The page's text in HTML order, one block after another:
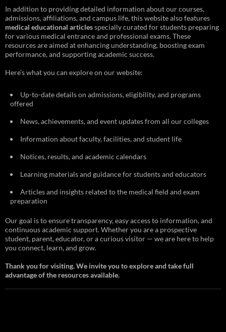
In addition to providing detailed information about our courses,
admissions, affiliations, and campus life, this website also features
medical educational articlesspecially curated for students preparing
for various medical entrance and professional exams. These
resources are aimed at enhancing understanding, boosting exam
performance, and supporting academic success.
Here’s what you can explore on our website:
Up-to-date details on admissions, eligibility, and programs
offered
News, achievements, and event updates from all our colleges
Information about faculty, facilities, and student life
Notices, results, and academic calendars
Learning materials and guidance for students and educators
Articles and insights related to the medical field and exam
preparation
Our goal is to ensure transparency, easy access to information, and
continuous academic support. Whether you are a prospective
student, parent, educator, or a curious visitor — we are here to help
you connect, learn, and grow.
Thank you for visiting. We invite you to explore and take full
advantage of the resources available.